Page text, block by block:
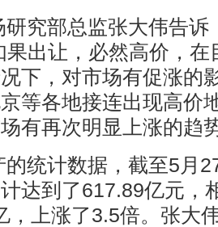
研究部总监张大伟告诉
果出让，必然高价，
下，对市场有促涨的
等各地接连出现高价
有再次明显上涨的趋
统计数据，截至5月
达到了617.89亿元，
，上涨了3.5倍。张大